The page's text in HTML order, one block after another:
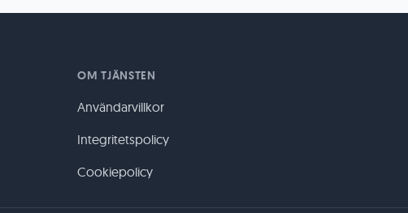
OM TJÄNSTEN
Användarvillkor
Integritetspolicy
Cookiepolicy